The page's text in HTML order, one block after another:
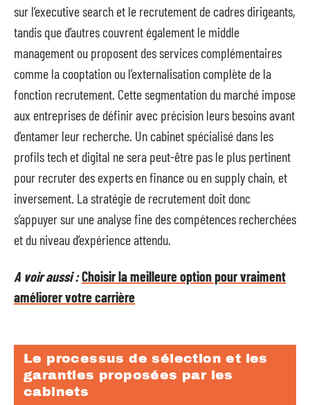
sur l’executive search et le recrutement de cadres dirigeants,
tandis que d’autres couvrent également le middle
management ou proposent des services complémentaires
comme la cooptation ou l’externalisation complète de la
fonction recrutement. Cette segmentation du marché impose
aux entreprises de définir avec précision leurs besoins avant
d’entamer leur recherche. Un cabinet spécialisé dans les
profils tech et digital ne sera peut-être pas le plus pertinent
pour recruter des experts en finance ou en supply chain, et
inversement. La stratégie de recrutement doit donc
s’appuyer sur une analyse fine des compétences recherchées
et du niveau d’expérience attendu.
A voir aussi :Choisir la meilleure option pour vraiment
améliorer votre carrière
Le processus de sélection et les
garanties proposées par les
cabinets